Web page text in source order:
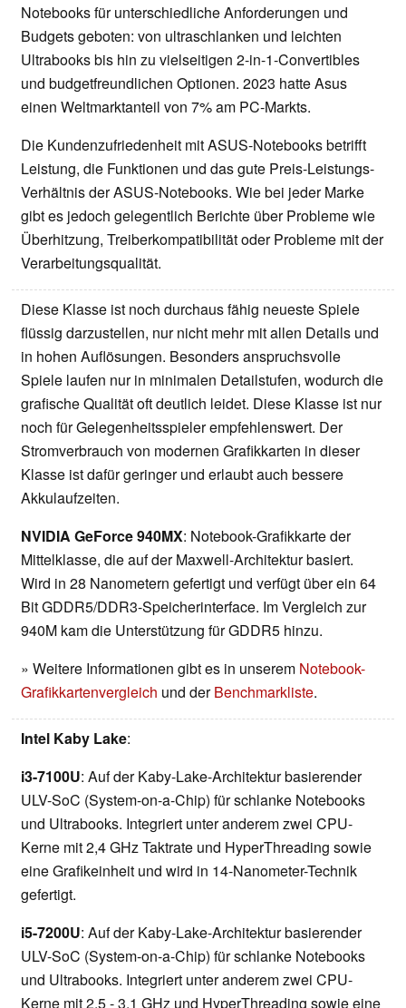
Notebooks für unterschiedliche Anforderungen und
Budgets geboten: von ultraschlanken und leichten
Ultrabooks bis hin zu vielseitigen 2-in-1-Convertibles
und budgetfreundlichen Optionen. 2023 hatte Asus
einen Weltmarktanteil von 7% am PC-Markts.
Die Kundenzufriedenheit mit ASUS-Notebooks betrifft
Leistung, die Funktionen und das gute Preis-Leistungs-
Verhältnis der ASUS-Notebooks. Wie bei jeder Marke
gibt es jedoch gelegentlich Berichte über Probleme wie
Überhitzung, Treiberkompatibilität oder Probleme mit der
Verarbeitungsqualität.
Diese Klasse ist noch durchaus fähig neueste Spiele
flüssig darzustellen, nur nicht mehr mit allen Details und
in hohen Auflösungen. Besonders anspruchsvolle
Spiele laufen nur in minimalen Detailstufen, wodurch die
grafische Qualität oft deutlich leidet. Diese Klasse ist nur
noch für Gelegenheitsspieler empfehlenswert. Der
Stromverbrauch von modernen Grafikkarten in dieser
Klasse ist dafür geringer und erlaubt auch bessere
Akkulaufzeiten.
NVIDIA GeForce 940MX: Notebook-Grafikkarte der
Mittelklasse, die auf der Maxwell-Architektur basiert.
Wird in 28 Nanometern gefertigt und verfügt über ein 64
Bit GDDR5/DDR3-Speicherinterface. Im Vergleich zur
940M kam die Unterstützung für GDDR5 hinzu.
» Weitere Informationen gibt es in unserem Notebook-
Grafikkartenvergleich und derBenchmarkliste.
Intel Kaby Lake:
i3-7100U: Auf der Kaby-Lake-Architektur basierender
ULV-SoC (System-on-a-Chip) für schlanke Notebooks
und Ultrabooks. Integriert unter anderem zwei CPU-
Kerne mit 2,4 GHz Taktrate und HyperThreading sowie
eine Grafikeinheit und wird in 14-Nanometer-Technik
gefertigt.
i5-7200U: Auf der Kaby-Lake-Architektur basierender
ULV-SoC (System-on-a-Chip) für schlanke Notebooks
und Ultrabooks. Integriert unter anderem zwei CPU-
Kerne mit 2,5 - 3,1 GHz und HyperThreading sowie eine